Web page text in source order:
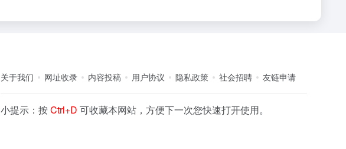
关于我们 网址收录 内容投稿 用户协议 隐私政策 社会招聘 友链申请
小提示：按Ctrl+D可收藏本网站，方便下一次您快速打开使用。